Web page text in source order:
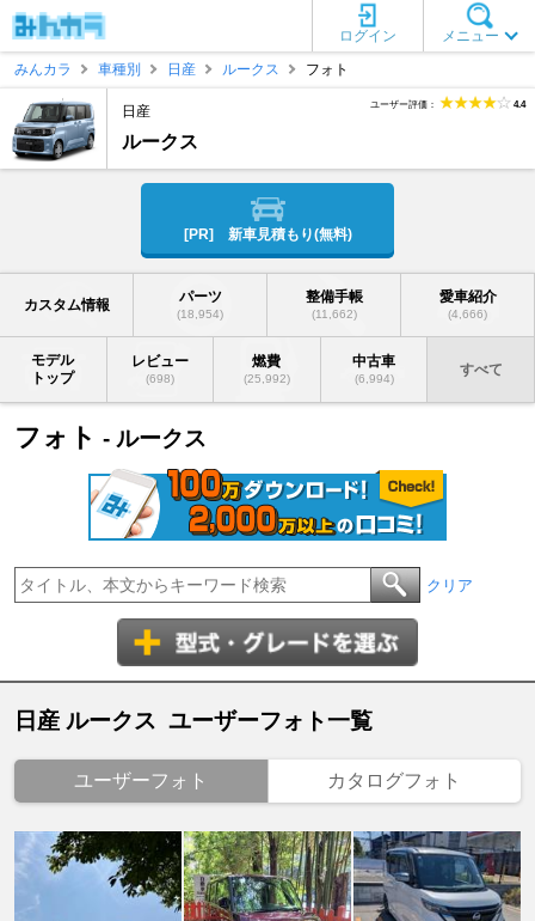
メニュー
ログイン
みんカラ
車種別 日産 ルークス フォト
日産
ルークス
ユーザー評価： 4.4
[PR] 新車見積もり(無料)
カスタム情報 パーツ
(18,954)
整備手帳
(11,662)
愛車紹介
(4,666)
モデル
トップ
レビュー
(698)
燃費
(25,992)
中古車
(6,994)
すべて
フォト - ルークス
クリア
日産 ルークス ユーザーフォト一覧
ユーザーフォト カタログフォト